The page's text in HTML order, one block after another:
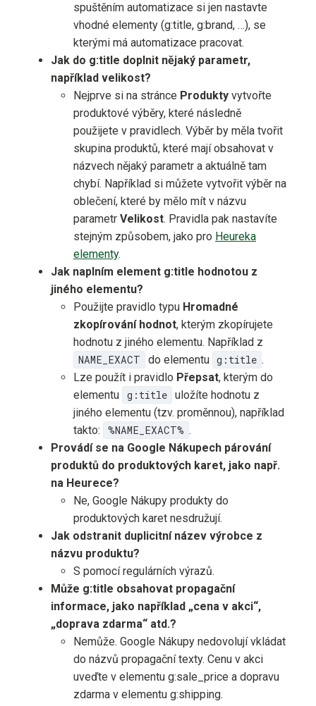
spuštěním automatizace si jen nastavte
vhodné elementy (g:title, g:brand, …), se
kterými má automatizace pracovat.
Jak do g:title doplnit nějaký parametr,
například velikost?
Nejprve si na stránce Produkty vytvořte
produktové výběry, které následně
použijete v pravidlech. Výběr by měla tvořit
skupina produktů, které mají obsahovat v
názvech nějaký parametr a aktuálně tam
chybí. Například si můžete vytvořit výběr na
oblečení, které by mělo mít v názvu
parametr Velikost. Pravidla pak nastavíte
stejným způsobem, jako pro Heureka
elementy.
Jak naplním element g:title hodnotou z
jiného elementu?
Použijte pravidlo typu Hromadné
zkopírování hodnot, kterým zkopírujete
hodnotu z jiného elementu. Například z
NAME_EXACT
do elementu g:title .
Lze použít i pravidlo Přepsat, kterým do
elementu g:title uložíte hodnotu z
jiného elementu (tzv. proměnnou), například
takto:
%NAME_EXACT% .
Provádí se na Google Nákupech párování
produktů do produktových karet, jako např.
na Heurece?
Ne, Google Nákupy produkty do
produktových karet nesdružují.
Jak odstranit duplicitní název výrobce z
názvu produktu?
S pomocí regulárních výrazů.
Může g:title obsahovat propagační
informace, jako například „cena v akci“,
„doprava zdarma“ atd.?
Nemůže. Google Nákupy nedovolují vkládat
do názvů propagační texty. Cenu v akci
uveďte v elementu g:sale_price a dopravu
zdarma v elementu g:shipping.